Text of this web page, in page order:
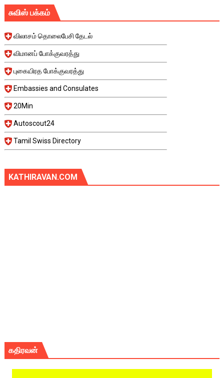
சுவிஸ் பக்கம்
விலாசம் தொலைபேசி தேடல்
விமானப் போக்குவரத்து
புகையிரத போக்குவரத்து
Embassies and Consulates
20Min
Autoscout24
Tamil Swiss Directory
KATHIRAVAN.COM
கதிரவன்